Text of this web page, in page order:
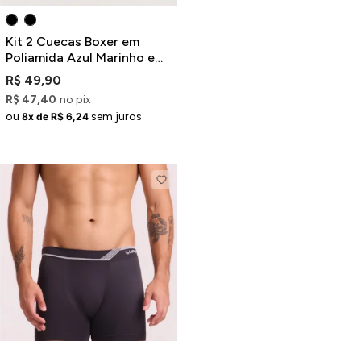
Kit 2 Cuecas Boxer em
Poliamida Azul Marinho e
Preto
R$ 49,90
R$ 47,40 no pix
ou 8x de R$ 6,24 sem juros